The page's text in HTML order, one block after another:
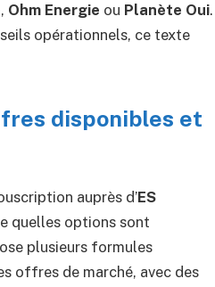
, Ohm Energie ou Planète Oui.
opérationnels, ce texte
disponibles et
auprès d’ES
quelles options sont
plusieurs formules
offres de marché, avec des